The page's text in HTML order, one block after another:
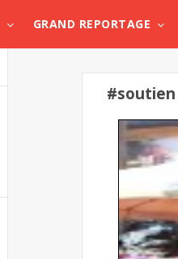
GRAND REPORTAGE
#soutien